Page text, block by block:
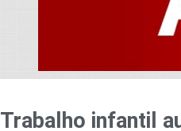
Trabalho infantil